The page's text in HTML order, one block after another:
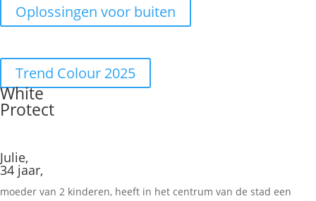
Oplossingen voor buiten
Trend Colour 2025
White
Protect
Julie,
34 jaar,
moeder van 2 kinderen, heeft in het centrum van de stad een